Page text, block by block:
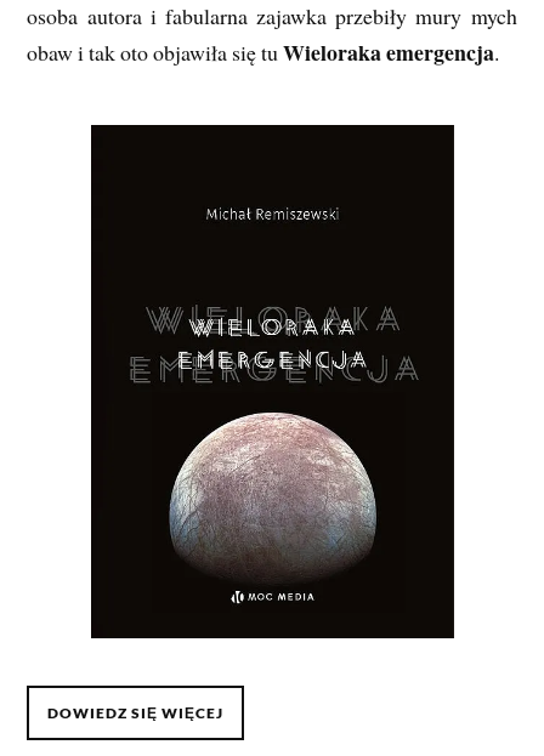
osoba autora i fabularna zajawka przebiły mury mych
obaw i tak oto objawiła się tuWieloraka emergencja.
DOWIEDZ SIĘ WIĘCEJ